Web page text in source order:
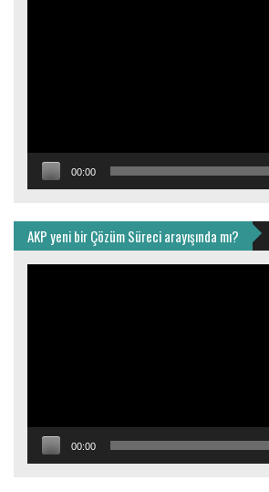
00:00
AKP yeni bir Çözüm Süreci arayışında mı?
00:00